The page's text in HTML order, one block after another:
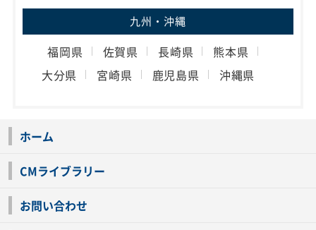
九州・沖縄
福岡県 佐賀県 長崎県
熊本県
大分県
宮崎県 鹿児島県 沖縄県
ホーム
CMライブラリー
お問い合わせ